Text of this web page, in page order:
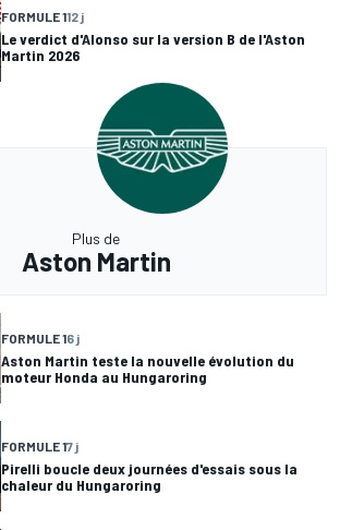
FORMULE 112 j
Le verdict d'Alonso sur la version B de l'Aston
Martin 2026
Plus de
Aston Martin
FORMULE 16 j
Aston Martin teste la nouvelle évolution du
moteur Honda au Hungaroring
FORMULE 17 j
Pirelli boucle deux journées d'essais sous la
chaleur du Hungaroring